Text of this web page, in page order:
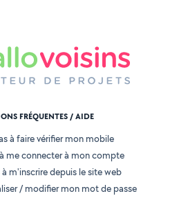
FRÉQUENTES / AIDE
à faire vérifier mon mobile
me connecter à mon compte
à m'inscrire depuis le site web
/ modifier mon mot de passe